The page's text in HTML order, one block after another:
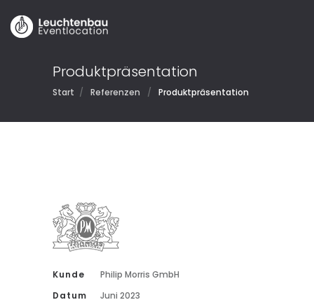
Produktpräsentation
Start / Referenzen / Produktpräsentation
Kunde
Philip Morris GmbH
Datum
Juni 2023